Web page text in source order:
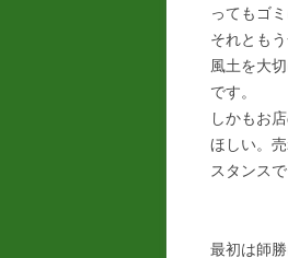
ってもゴ
それとも
風土を大
です。
しかもお
ほしい。
スタンスで
最初は師